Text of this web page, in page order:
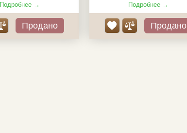
Подробнее →
Продано
Подробнее →
Продано